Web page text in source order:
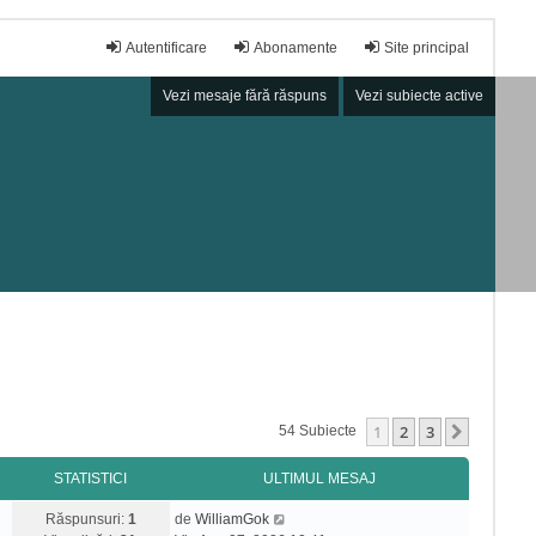
Site principal
Abonamente
Autentificare
Vezi mesaje fără răspuns Vezi subiecte active
54 Subiecte 1 2 3
STATISTICI ULTIMUL MESAJ
Răspunsuri: 1
de WilliamGok